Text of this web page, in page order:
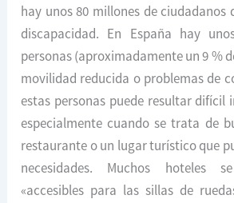
hay unos 80 millones de ciudadanos
discapacidad. En España hay
personas (aproximadamente un 9 %
movilidad reducida o problemas de
estas personas puede resultar difícil
especialmente cuando se trata de
restaurante o un lugar turístico que
necesidades. Muchos hoteles
«accesibles para las sillas de